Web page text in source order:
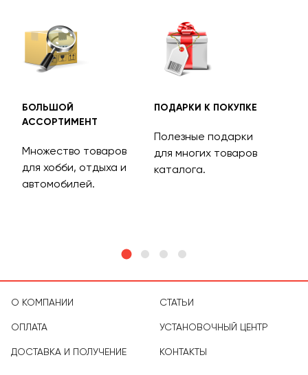
БОЛЬШОЙ
АССОРТИМЕНТ
Множество товаров
для хобби, отдыха и
автомобилей.
ПОДАРКИ К ПОКУПКЕ
Полезные подарки
для многих товаров
каталога.
О КОМПАНИИ
ОПЛАТА
ДОСТАВКА И ПОЛУЧЕНИЕ
СТАТЬИ
УСТАНОВОЧНЫЙ ЦЕНТР
КОНТАКТЫ